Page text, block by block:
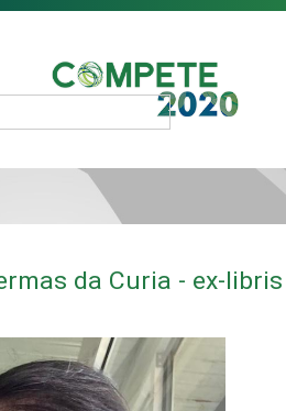
da Curia - ex-libris